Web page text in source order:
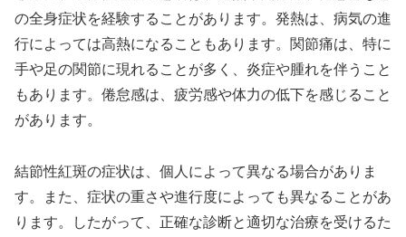
の全身症状を経験することがあります。発熱は、病気の進
行によっては高熱になることもあります。関節痛は、特に
手や足の関節に現れることが多く、炎症や腫れを伴うこと
もあります。倦怠感は、疲労感や体力の低下を感じること
があります。
結節性紅斑の症状は、個人によって異なる場合がありま
す。また、症状の重さや進行度によっても異なることがあ
ります。したがって、正確な診断と適切な治療を受けるた